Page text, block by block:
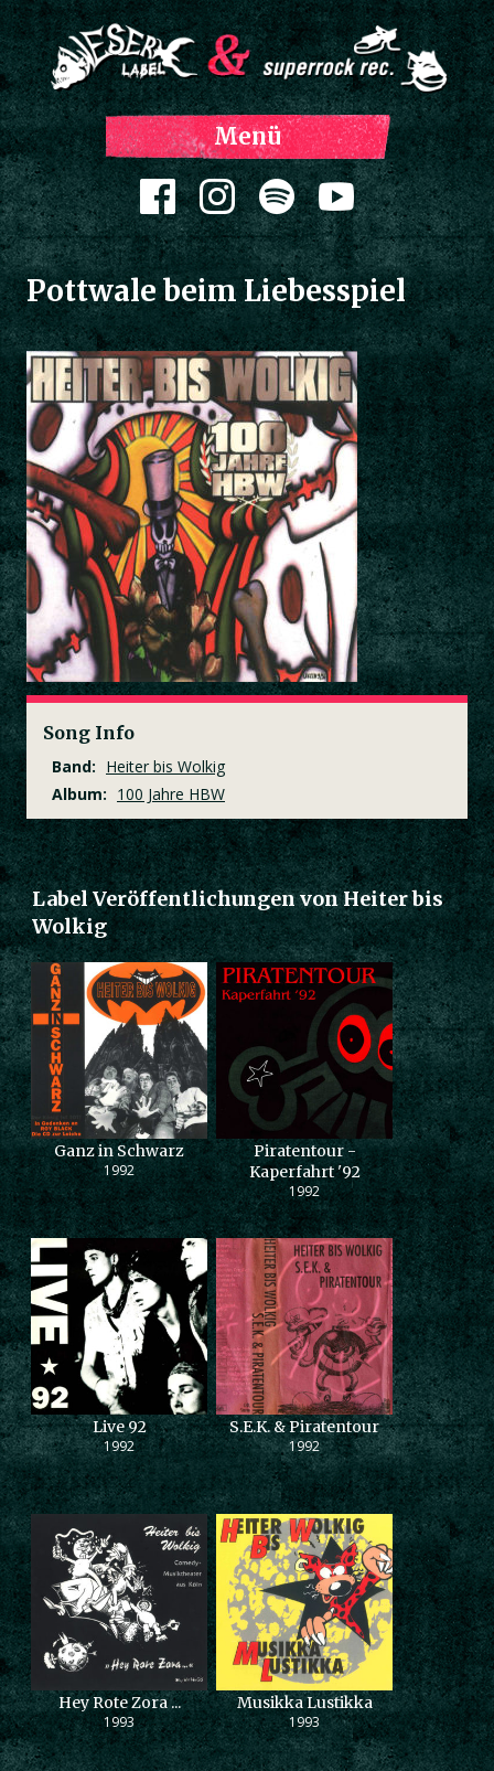
Menü
Zum Inhalt springen
Pottwale beim Liebesspiel
Song Info
Band: Heiter bis Wolkig
Album: 100 Jahre HBW
Label Veröffentlichungen von Heiter bis
Wolkig
Ganz in Schwarz
1992
Piratentour -
Kaperfahrt '92
1992
Live 92
1992
S.E.K. & Piratentour
1992
Hey Rote Zora ...
1993
Musikka Lustikka
1993